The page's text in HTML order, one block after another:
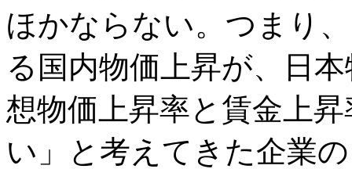
ほかならない。つまり
る国内物価上昇が、日
想物価上昇率と賃金上
い」と考えてきた企業